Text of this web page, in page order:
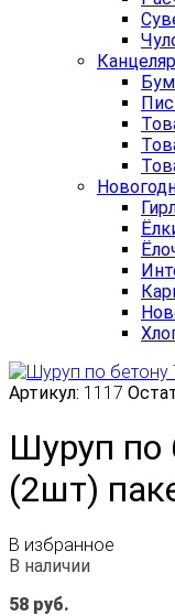
Артикул: 1117
Шуруп по
(2шт)
В избранное
В наличии
58 руб.